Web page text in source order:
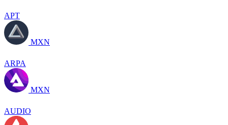
APT
MXN
ARPA
MXN
AUDIO